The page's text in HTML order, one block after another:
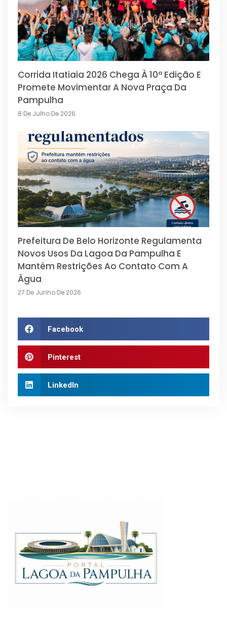
Corrida Itatiaia 2026 Chega À 10ª Edição E
Promete Movimentar A Nova Praça Da
Pampulha
8 De Julho De 2026
Prefeitura De Belo Horizonte Regulamenta
Novos Usos Da Lagoa Da Pampulha E
Mantém Restrições Ao Contato Com A
Água
27 De Junho De 2026
Facebook
Pinterest
LinkedIn